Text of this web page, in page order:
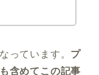
っています。 プ
含めてこの記事